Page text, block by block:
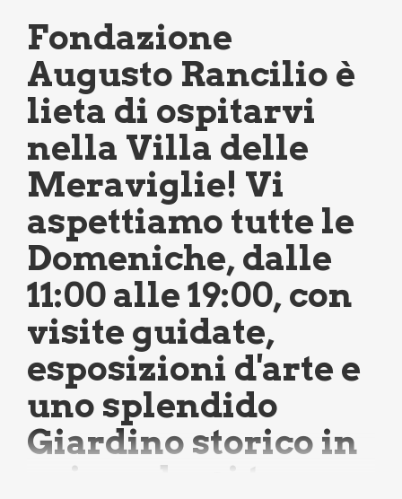
pane
Fondazione
Augusto Rancilio è
lieta di ospitarvi
nella Villa delle
Meraviglie! Vi
aspettiamo tutte le
Domeniche, dalle
11:00 alle 19:00, con
visite guidate,
esposizioni d'arte e
uno splendido
Giardino storico in
cui perdersi tra